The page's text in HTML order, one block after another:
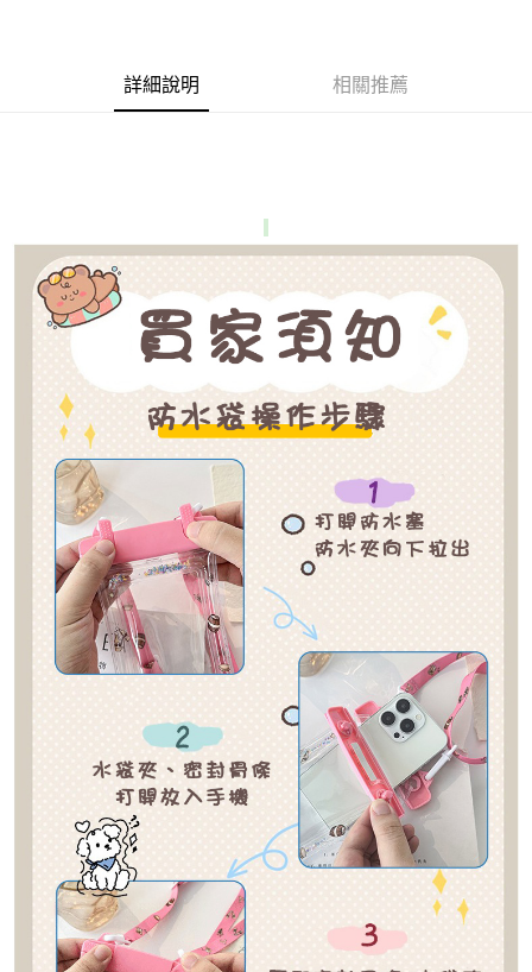
１．簡單：不需註冊會員、不需綁卡、不需儲值。
２．便利：只要手機號碼，簡訊認證，即可結帳。
３．安心：先確認商品／服務後，再付款。
【「AFTEE先享後付」結帳流程】
１．於結帳方式選擇「AFTEE先享後付」後，將跳轉至「AFTEE先享後付」
結帳頁面，進行簡訊認證並確認金額後，即可完成結帳。
２．訂單成立數日內，您將收到繳費通知簡訊。
３．收到繳費通知簡訊後14天內，點擊此簡訊中的連結，可透過四大超商／
ATM／網路銀行／等多元方式進行付款，方視為交易完成。
※ 請注意：結帳手續完成當下不需立刻繳費，但若您需要取消訂單，請聯絡
購買商品的店家。未經商家同意取消之訂單仍視為有效，需透過AFTEE先享
後付繳納相關費用。
※ 交易是否成功請以「AFTEE先享後付 」之結帳頁面顯示為準，若有關於
是否繳費成功／繳費後需取消欲退款等相關疑問，請聯繫「AFTEE先享後付
客戶支援中心」https://netprotections.freshdesk.com/support/home
【注意事項】
１．透過由恩沛科技股份有限公司提供之「AFTEE先享後付」服務完成之交
易，需依本服務之必要範圍內提供個人資料，並將交易相關給付款項請求債
權轉讓予恩沛科技股份有限公司。
https://aftee.tw/terms/#terms3
３．未成年的使用者請事先徵得法定代理人或監護人之同意方可使用
「AFTEE先享後付」，若未經同意申辦者引起之損失，本公司不負相關責
４．使用「AFTEE先享後付」時，將依據個別帳號之用戶狀況，依本公司即
時審查核予不同之上限額度；若仍有額度不足之情形，本公司將視審查結果
請求用戶進行身份認證。
５．嚴禁一人註冊多個帳號或使用他人資訊註冊。若發現惡意使用之情形，
恩沛科技股份有限公司將有權停止該用戶之使用額度並採取法律行動。
運送方式
全家取貨付款
每筆NT$80，滿NT$1,500(含以上)免運費
付款後全家取貨
每筆NT$80，滿NT$1,500(含以上)免運費
萊爾富取貨付款
每筆NT$80，滿NT$1,500(含以上)免運費
付款後萊爾富取貨
每筆NT$80，滿NT$1,500(含以上)免運費
離島取貨加價40
每筆NT$80，滿NT$1,500(含以上)免運費
付款後7-11取貨
每筆NT$80，滿NT$1,500(含以上)免運費
每筆NT$100，滿NT$1,500(含以上)免運費
海外宅配 查看運費
詳細說明 相關推薦